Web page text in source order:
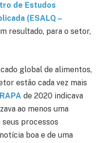
de Estudos
(ESALQ –
resultado, para o setor,
global de alimentos,
estão cada vez mais
de 2020 indicava
ao menos uma
processos
boa e de uma